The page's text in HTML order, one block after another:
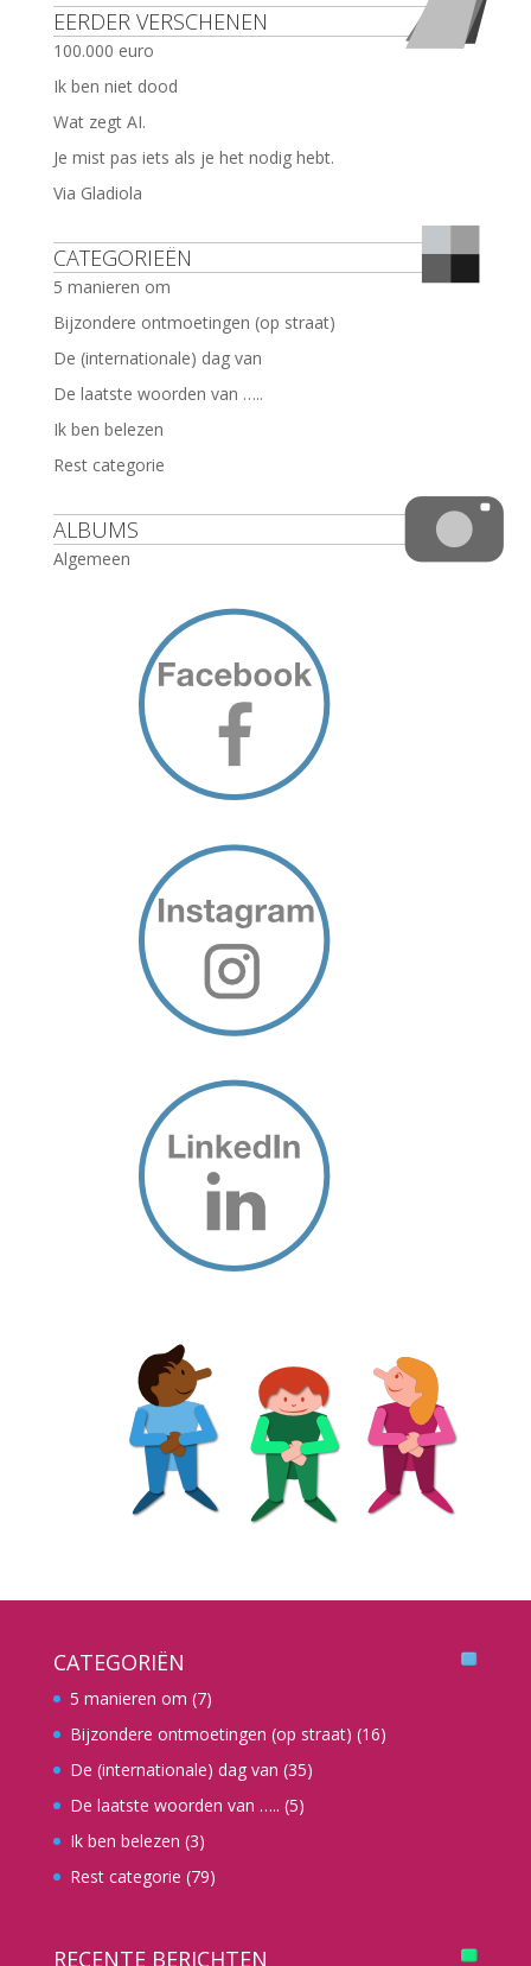
EERDER VERSCHENEN
100.000 euro
Ik ben niet dood
Wat zegt AI.
Je mist pas iets als je het nodig hebt.
Via Gladiola
CATEGORIEËN
5 manieren om
Bijzondere ontmoetingen (op straat)
De (internationale) dag van
De laatste woorden van …..
Ik ben belezen
Rest categorie
ALBUMS
Algemeen
CATEGORIËN
5 manieren om (7)
Bijzondere ontmoetingen (op straat) (16)
De (internationale) dag van (35)
De laatste woorden van ….. (5)
Ik ben belezen (3)
Rest categorie (79)
RECENTE BERICHTEN